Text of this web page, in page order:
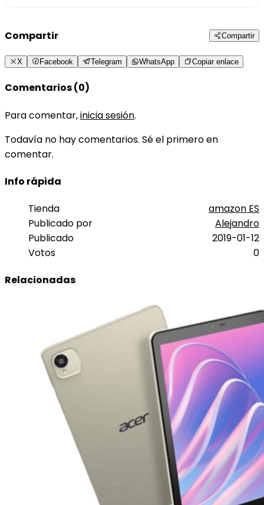
Compartir Compartir
X Facebook Telegram WhatsApp Copiar enlace
Comentarios (0)
Para comentar,inicia sesión.
Todavía no hay comentarios. Sé el primero en
comentar.
Info rápida
Tienda
amazon ES
Publicado por
Alejandro
Publicado
2019-01-12
Votos
0
Relacionadas